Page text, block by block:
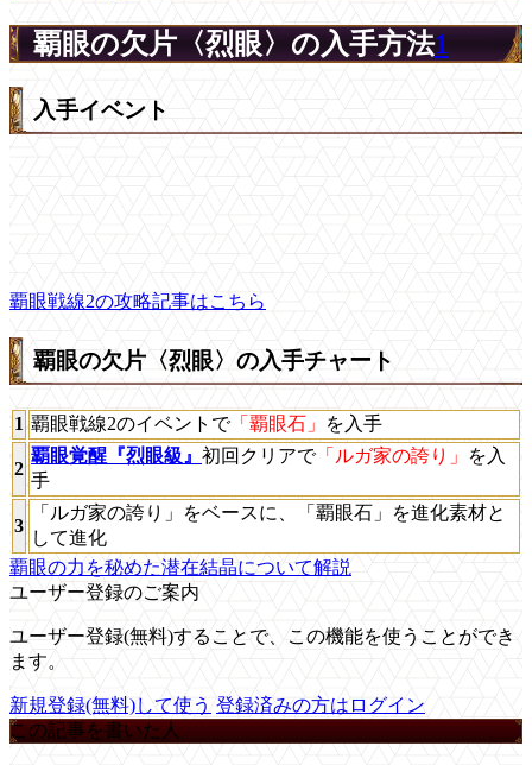
覇眼の欠片〈烈眼〉の入手方法1
入手イベント
覇眼戦線2の攻略記事はこちら
覇眼の欠片〈烈眼〉の入手チャート
1 覇眼戦線2のイベントで「覇眼石」 を入手
2
覇眼覚醒『烈眼級』 初回クリアで「ルガ家の誇り」
を入
手
3
「ルガ家の誇り」をベースに、「覇眼石」を進化素材と
して進化
覇眼の力を秘めた潜在結晶について解説
ユーザー登録のご案内
ユーザー登録(無料)することで、この機能を使うことができ
ます。
新規登録(無料)して使う 登録済みの方はログイン
この記事を書いた人